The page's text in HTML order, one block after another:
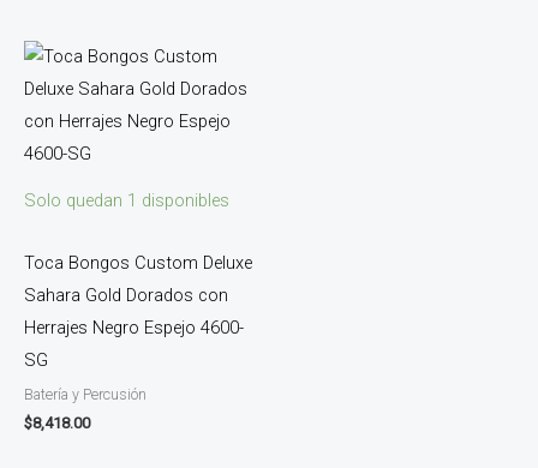
Solo quedan 1 disponibles
Toca Bongos Custom Deluxe
Sahara Gold Dorados con
Herrajes Negro Espejo 4600-
SG
Batería y Percusión
$8,418.00